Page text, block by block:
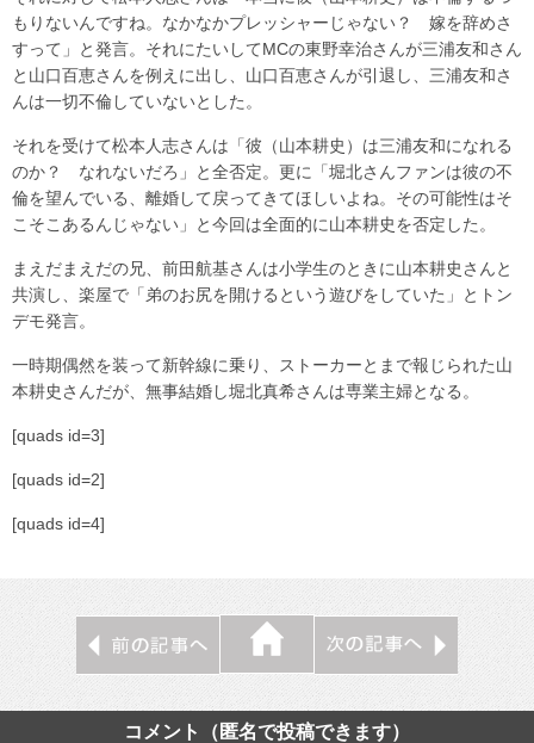
もりないんですね。なかなかプレッシャーじゃない？ 嫁を辞めさ
すって」と発言。それにたいしてMCの東野幸治さんが三浦友和さん
と山口百恵さんを例えに出し、山口百恵さんが引退し、三浦友和さ
んは一切不倫していないとした。
それを受けて松本人志さんは「彼（山本耕史）は三浦友和になれる
のか？ なれないだろ」と全否定。更に「堀北さんファンは彼の不
倫を望んでいる、離婚して戻ってきてほしいよね。その可能性はそ
こそこあるんじゃない」と今回は全面的に山本耕史を否定した。
まえだまえだの兄、前田航基さんは小学生のときに山本耕史さんと
共演し、楽屋で「弟のお尻を開けるという遊びをしていた」とトン
デモ発言。
一時期偶然を装って新幹線に乗り、ストーカーとまで報じられた山
本耕史さんだが、無事結婚し堀北真希さんは専業主婦となる。
[quads id=3]
[quads id=2]
[quads id=4]
コメント（匿名で投稿できます）